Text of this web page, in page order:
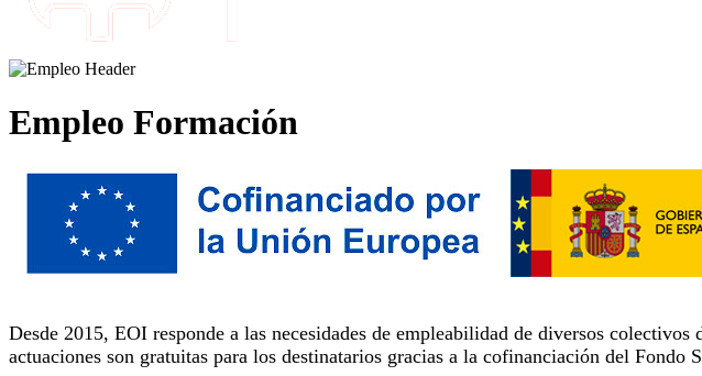
Empleo Formación
Desde 2015, EOI responde a las necesidades de empleabilidad de diversos
actuaciones son gratuitas para los destinatarios gracias a la cofinanciación del Fondo